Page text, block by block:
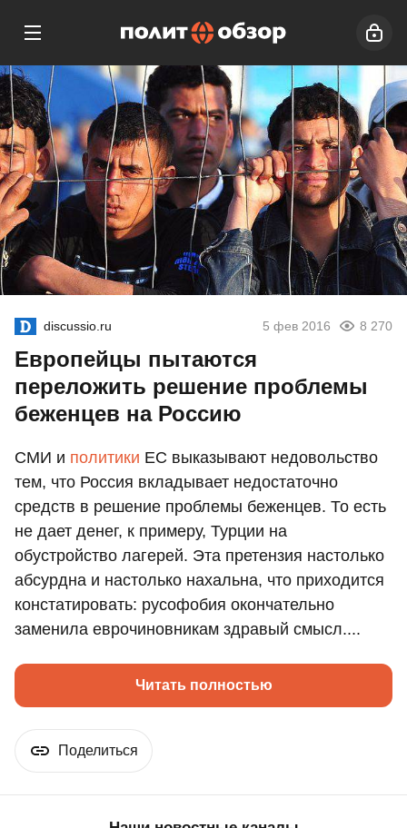
discussio.ru 5 фев 2016 8 270
Европейцы пытаются
переложить решение проблемы
беженцев на Россию
СМИ и политики ЕС выказывают недовольство
тем, что Россия вкладывает недостаточно
средств в решение проблемы беженцев. То есть
не дает денег, к примеру, Турции на
обустройство лагерей. Эта претензия настолько
абсурдна и настолько нахальна, что приходится
констатировать: русофобия окончательно
заменила еврочиновникам здравый смысл....
Читать полностью
Поделиться